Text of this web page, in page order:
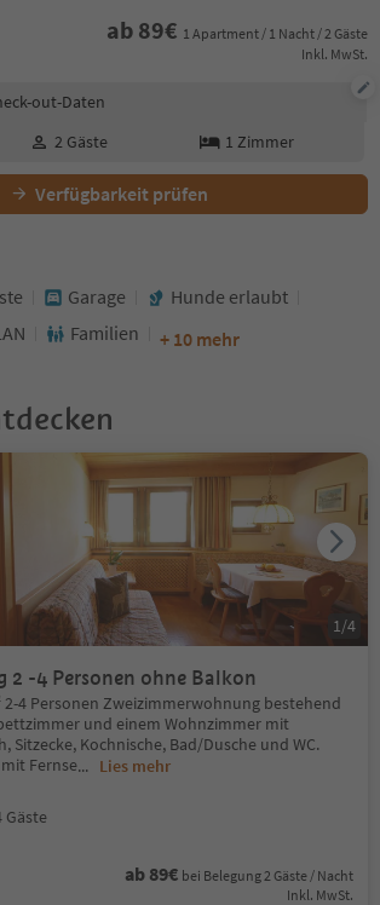
ab 89€ 1 Apartment / 1 Nacht / 2 Gäste
Inkl. MwSt.
out-Daten
2 Gäste 1 Zimmer
Verfügbarkeit prüfen
Garage
Hunde erlaubt
Familien + 10 mehr
2 -4 Personen ohne Balkon
2-4 Personen Zweizimmerwohnung bestehend
und einem Wohnzimmer mit
Sitzecke, Kochnische, Bad/Dusche und WC.
Fernse... Lies mehr
Gäste
ab 89€ bei Belegung 2 Gäste / Nacht
Inkl. MwSt.
1/4